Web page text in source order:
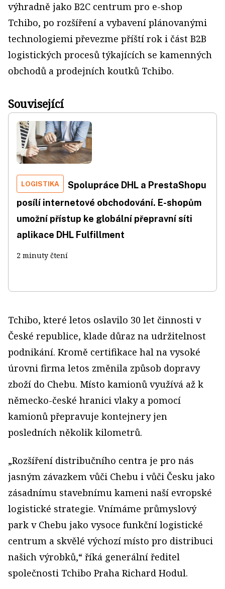
výhradně jako B2C centrum pro e-shop
Tchibo, po rozšíření a vybavení plánovanými
technologiemi převezme příští rok i část B2B
logistických procesů týkajících se kamenných
obchodů a prodejních koutků Tchibo.
Související
LOGISTIKA
Spolupráce DHL a PrestaShopu
posílí internetové obchodování. E-shopům
umožní přístup ke globální přepravní síti
aplikace DHL Fulfillment
2 minuty čtení
Tchibo, které letos oslavilo 30 let činnosti v
České republice, klade důraz na udržitelnost
podnikání. Kromě certifikace hal na vysoké
úrovni firma letos změnila způsob dopravy
zboží do Chebu. Místo kamionů využívá až k
německo-české hranici vlaky a pomocí
kamionů přepravuje kontejnery jen
posledních několik kilometrů.
„Rozšíření distribučního centra je pro nás
jasným závazkem vůči Chebu i vůči Česku jako
zásadnímu stavebnímu kameni naší evropské
logistické strategie. Vnímáme průmyslový
park v Chebu jako vysoce funkční logistické
centrum a skvělé výchozí místo pro distribuci
našich výrobků,“ říká generální ředitel
společnosti Tchibo Praha Richard Hodul.